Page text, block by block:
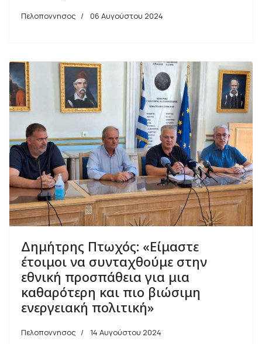
Πελοποννησος 06 Αυγούστου 2024
Δημήτρης Πτωχός: «Είμαστε
έτοιμοι να συνταχθούμε στην
εθνική προσπάθεια για μια
καθαρότερη και πιο βιώσιμη
ενεργειακή πολιτική»
Πελοποννησος 14 Αυγούστου 2024